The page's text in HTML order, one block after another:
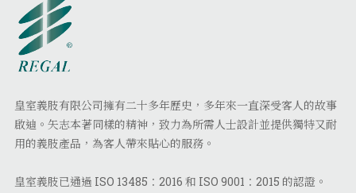
皇室義肢有限公司擁有二十多年歷史，多年來一直深受客人的故事
啟迪。矢志本著同樣的精神，致力為所需人士設計並提供獨特又耐
用的義肢產品，為客人帶來貼心的服務。
皇室義肢已通過 ISO 13485：2016 和 ISO 9001：2015 的認證。